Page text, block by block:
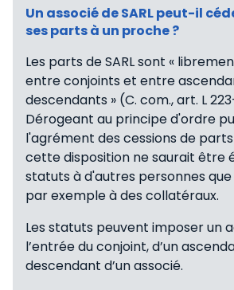
Un associé de SARL peut-il
ses parts à un proche ?
Les parts de SARL sont «
entre conjoints et entre
descendants » (C. com., art. L
Dérogeant au principe d'ordre
l'agrément des cessions de
cette disposition ne saurait être
statuts à d'autres personnes que
par exemple à des collatéraux.
Les statuts peuvent imposer un
l’entrée du conjoint, d’un
descendant d’un associé.